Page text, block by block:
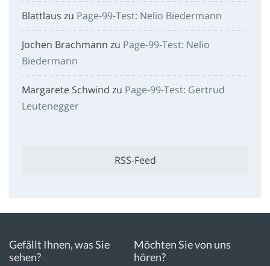
Blattlaus zu Page-99-Test: Nelio Biedermann
Jochen Brachmann zu Page-99-Test: Nelio
Biedermann
Margarete Schwind zu Page-99-Test: Gertrud
Leutenegger
RSS-Feed
Gefällt Ihnen, was Sie
sehen?
Möchten Sie von uns
hören?